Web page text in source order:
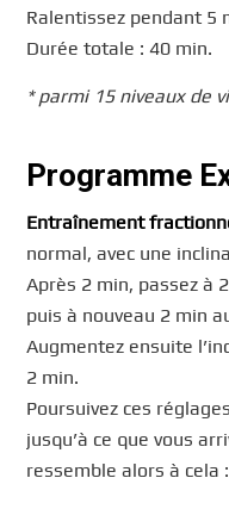
Ralentissez pendant 5
Durée totale : 40 min.
* parmi 15 niveaux de
Programme
Entraînement
normal, avec une
Après 2 min, passez à
puis à nouveau 2 min
Augmentez ensuite
2 min.
Poursuivez ces
jusqu’à ce que vous
ressemble alors à